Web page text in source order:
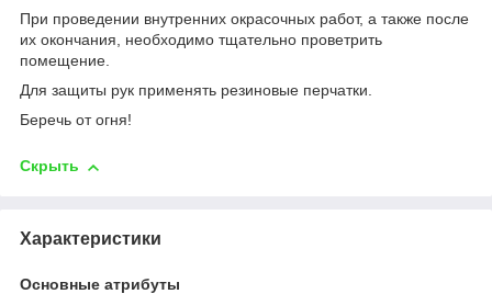
При проведении внутренних окрасочных работ, а также после
их окончания, необходимо тщательно проветрить
помещение.
Для защиты рук применять резиновые перчатки.
Беречь от огня!
Скрыть
Характеристики
Основные атрибуты